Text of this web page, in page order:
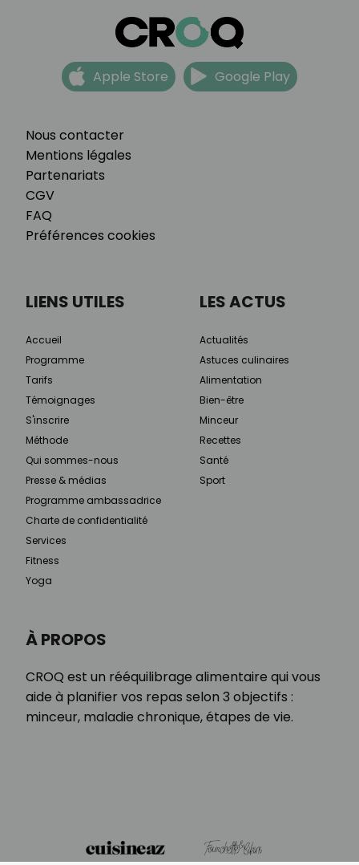
Nous contacter
Mentions légales
Partenariats
CGV
FAQ
Préférences cookies
Apple Store Google Play
À PROPOS
CROQ est un rééquilibrage alimentaire qui vous
aide à planifier vos repas selon 3 objectifs :
minceur, maladie chronique, étapes de vie.
LIENS UTILES
Accueil
Programme
Tarifs
Témoignages
S'inscrire
Méthode
Qui sommes-nous
Presse & médias
Programme ambassadrice
Charte de confidentialité
Services
Fitness
Yoga
LES ACTUS
Actualités
Astuces culinaires
Alimentation
Bien-être
Minceur
Recettes
Santé
Sport